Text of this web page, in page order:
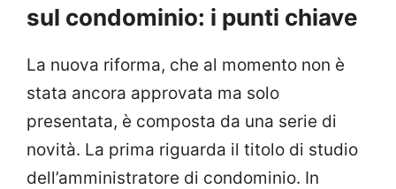
sul condominio: i punti chiave
La nuova riforma, che al momento non è
stata ancora approvata ma solo
presentata, è composta da una serie di
novità. La prima riguarda il titolo di studio
dell’amministratore di condominio. In